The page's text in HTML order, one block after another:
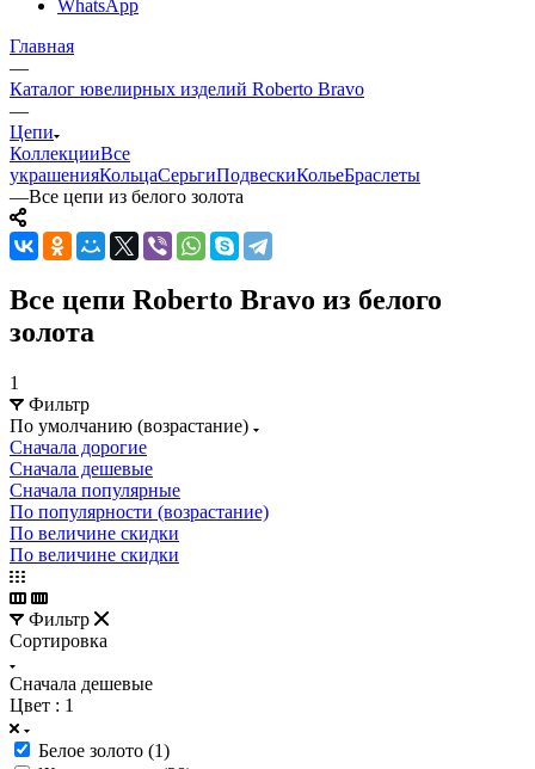
WhatsApp
Главная
—
Каталог ювелирных изделий Roberto Bravo
—
Цепи
КоллекцииВсе
украшенияКольцаСерьгиПодвескиКольеБраслеты
—Все цепи из белого золота
Все цепи Roberto Bravo из белого
золота
1
Фильтр
По умолчанию (возрастание)
Сначала дорогие
Сначала дешевые
Сначала популярные
По популярности (возрастание)
По величине скидки
По величине скидки
Фильтр
Сортировка
Сначала дешевые
Цвет : 1
Белое золото (1)